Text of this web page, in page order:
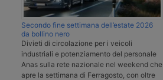
Secondo fine settimana dell’estate 2026
da bollino nero
Divieti di circolazione per i veicoli
industriali e potenziamento del personale
Anas sulla rete nazionale nel weekend che
apre la settimana di Ferragosto, con oltre